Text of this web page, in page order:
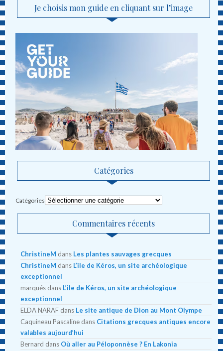
Je choisis mon guide en cliquant sur l’image
Catégories
Catégories
Commentaires récents
ChristineM dans Les plantes sauvages grecques
ChristineM dans L’ile de Kéros, un site archéologique
exceptionnel
marqués dans L’ile de Kéros, un site archéologique
exceptionnel
ELDA NARAF dans Le site antique de Dion au Mont Olympe
Caquineau Pascaline dans Citations grecques antiques encore
valables aujourd’hui
Bernard dans Où aller au Péloponnèse ? En Lakonia